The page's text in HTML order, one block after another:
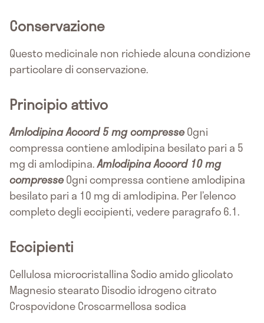
Conservazione
Questo medicinale non richiede alcuna condizione
particolare di conservazione.
Principio attivo
Amlodipina Accord 5 mg compresseOgni
compressa contiene amlodipina besilato pari a 5
mg di amlodipina.Amlodipina Accord 10 mg
compresseOgni compressa contiene amlodipina
besilato pari a 10 mg di amlodipina. Per l’elenco
completo degli eccipienti, vedere paragrafo 6.1.
Eccipienti
Cellulosa microcristallina Sodio amido glicolato
Magnesio stearato Disodio idrogeno citrato
Crospovidone Croscarmellosa sodica